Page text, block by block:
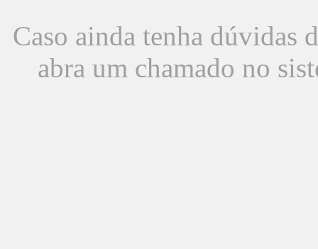
Caso ainda tenha dúvidas
abra um chamado no